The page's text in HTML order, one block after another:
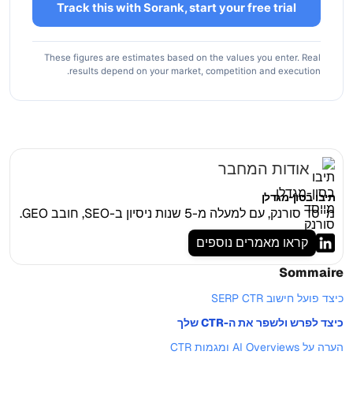
Track this with Sorank, start your free trial
These figures are estimates based on the values you enter. Real
results depend on your market, competition and execution.
אודות המחבר
תיבו בסון-מגדלן
מייסד סורנק, עם למעלה מ-5 שנות ניסיון ב-SEO, חובב GEO.
קראו מאמרים נוספים
Sommaire
כיצד פועל חישוב SERP CTR
כיצד לפרש ולשפר את ה-CTR שלך
הערה על AI Overviews ומגמות CTR